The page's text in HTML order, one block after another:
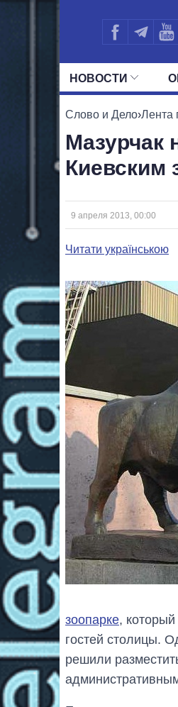
НОВОСТИ
Слово и Дело›Лента
Мазурчак
Киевским
9 апреля 2013, 00:00
Читати українською
зоопарке,
гостей столицы.
решили